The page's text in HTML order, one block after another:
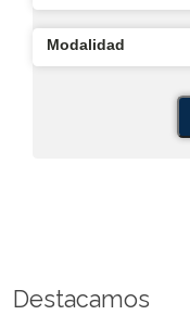
Modalidad
Destacamos